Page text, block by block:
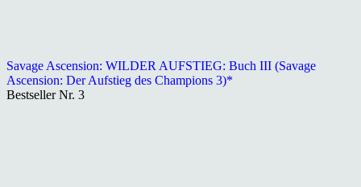
Savage Ascension: WILDER AUFSTIEG: Buch III (Savage
Ascension: Der Aufstieg des Champions 3)*
Bestseller Nr. 3